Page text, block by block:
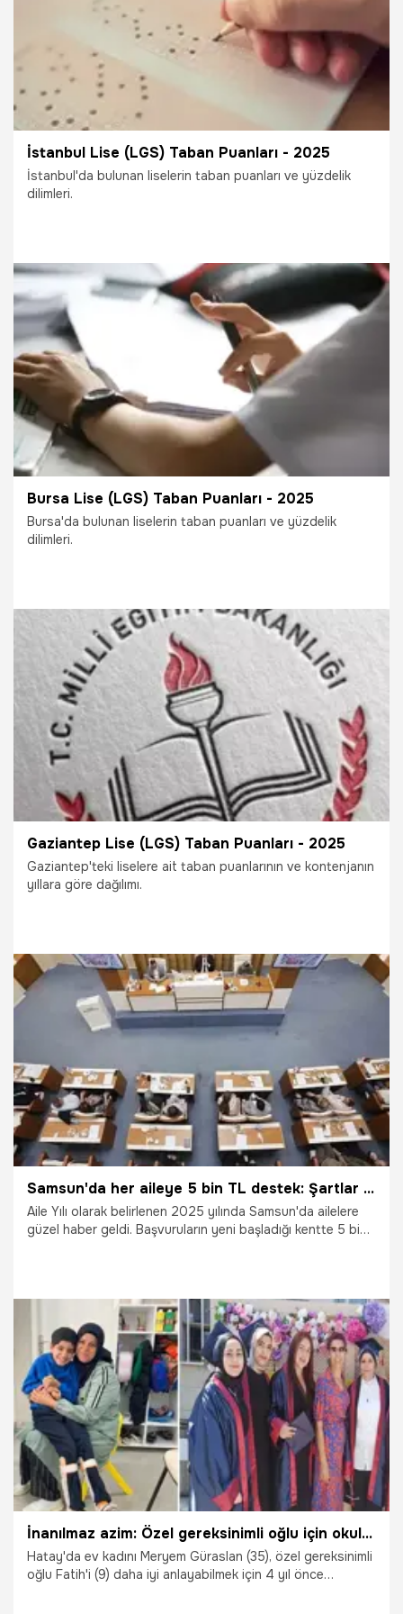
yapıyoruz' dedi.
İstanbul Lise (LGS) Taban Puanları - 2025
İstanbul'da bulunan liselerin taban puanları ve yüzdelik
dilimleri.
4.07.2025
Bursa Lise (LGS) Taban Puanları - 2025
Bursa'da bulunan liselerin taban puanları ve yüzdelik
dilimleri.
3.07.2025
Gaziantep Lise (LGS) Taban Puanları - 2025
Gaziantep'teki liselere ait taban puanlarının ve kontenjanın
yıllara göre dağılımı.
Gaziantep
Samsun'da her aileye 5 bin TL destek: Şartlar belli oldu
Aile Yılı olarak belirlenen 2025 yılında Samsun'da ailelere
güzel haber geldi. Başvuruların yeni başladığı kentte 5 bin
25.06.2025 Samsun
İnanılmaz azim: Özel gereksinimli oğlu için okula başladı, kızıyla birlikte üniversiteden mezun oldu
Hatay'da ev kadını Meryem Güraslan (35), özel gereksinimli
oğlu Fatih'i (9) daha iyi anlayabilmek için 4 yıl önce